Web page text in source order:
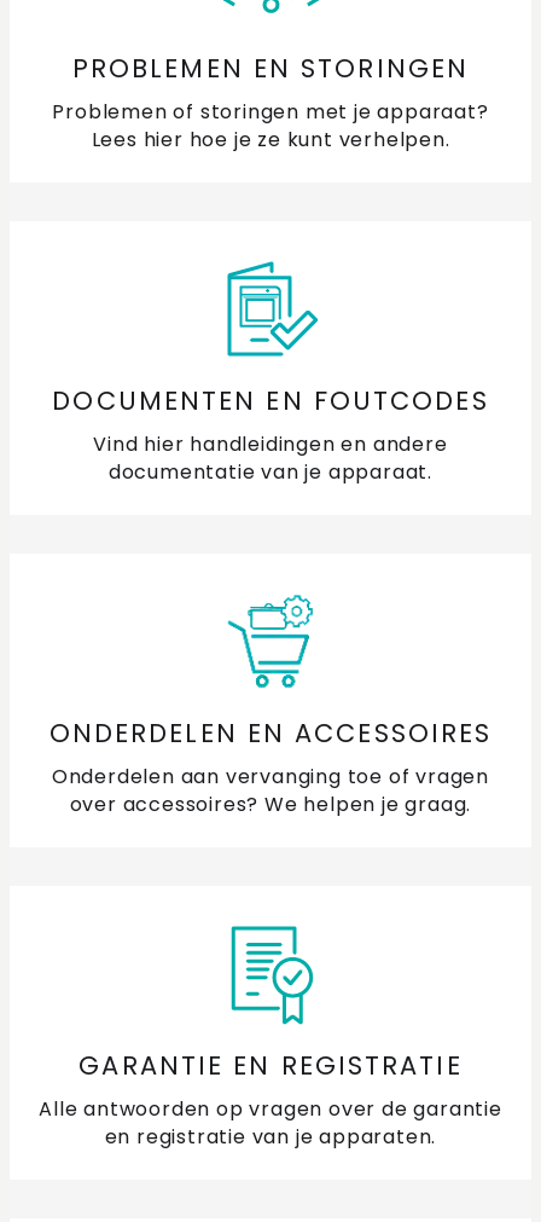
PROBLEMEN EN STORINGEN
Problemen of storingen met je apparaat?
Lees hier hoe je ze kunt verhelpen.
DOCUMENTEN EN FOUTCODES
Vind hier handleidingen en andere
documentatie van je apparaat.
ONDERDELEN EN ACCESSOIRES
Onderdelen aan vervanging toe of vragen
over accessoires? We helpen je graag.
GARANTIE EN REGISTRATIE
Alle antwoorden op vragen over de garantie
en registratie van je apparaten.